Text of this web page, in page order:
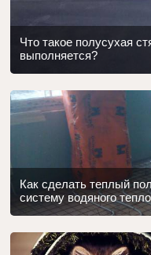
Что такое полусухая
выполняется?
Как сделать теплый
систему водяного